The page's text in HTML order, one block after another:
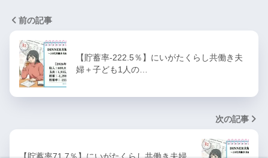
前の記事
【貯蓄率-222.5％】にいがたくらし共働き夫
婦＋子ども1人の…
次の記事
【貯蓄率71.7％】にいがたくらし共働き夫婦